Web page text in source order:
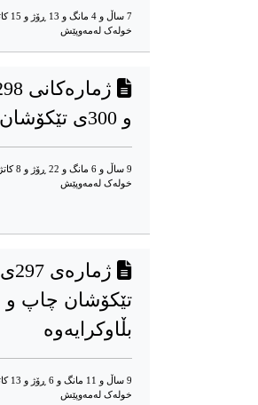
خوله‌ک له‌مه‌وپێش‌
و 300ی تێکۆشان
خوله‌ک له‌مه‌وپێش‌
ژمارەی 297ی
تێکۆشان چاپ و
بڵاوکرایەوە
خوله‌ک له‌مه‌وپێش‌